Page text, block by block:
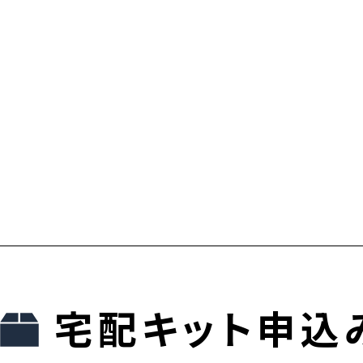
宅配キット申込